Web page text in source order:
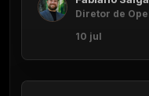
Diretor de
10 jul